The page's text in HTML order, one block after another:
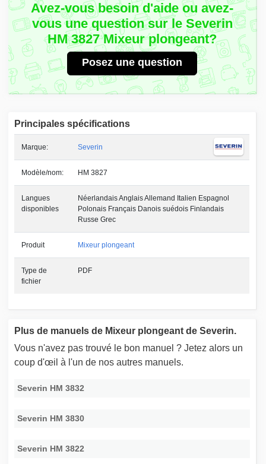
Avez-vous besoin d'aide ou avez-
vous une question sur le Severin
HM 3827 Mixeur plongeant?
Posez une question
Principales spécifications
Marque: Severin
Modèle/nom: HM 3827
Langues
disponibles
Néerlandais Anglais Allemand Italien Espagnol
Polonais Français Danois suédois Finlandais
Russe Grec
Produit Mixeur plongeant
Type de
fichier
PDF
Plus de manuels de Mixeur plongeant de Severin.
Vous n'avez pas trouvé le bon manuel ? Jetez alors un
coup d'œil à l'un de nos autres manuels.
Severin HM 3832
Severin HM 3830
Severin HM 3822